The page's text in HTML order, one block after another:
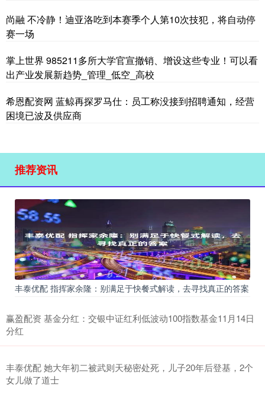
尚融 不冷静！迪亚洛吃到本赛季个人第10次技犯，将自动停
赛一场
掌上世界 985211多所大学官宣撤销、增设这些专业！可以看
出产业发展新趋势_管理_低空_高校
希恩配资网 蓝鲸再探罗马仕：员工称没接到招聘通知，经营
困境已波及供应商
推荐资讯
丰泰优配 指挥家余隆：别满足于快餐式解读，去寻找真正的答案
赢盈配资 基金分红：交银中证红利低波动100指数基金11月14日
分红
丰泰优配 她大年初二被武则天秘密处死，儿子20年后登基，2个
女儿做了道士